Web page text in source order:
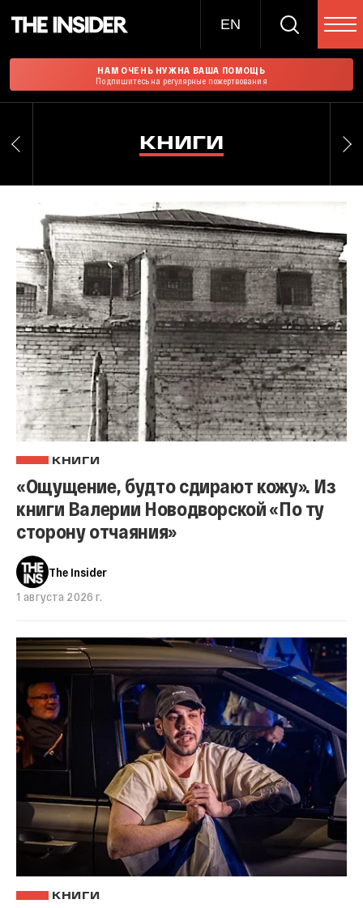
EN
НАМ ОЧЕНЬ НУЖНА ВАША ПОМОЩЬ
Подпишитесь на регулярные пожертвования
КНИГИ
КНИГИ
«Ощущение, будто сдирают кожу». Из
книги Валерии Новодворской «По ту
сторону отчаяния»
The Insider
1 августа 2026 г.
КНИГИ